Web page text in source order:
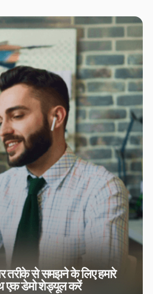
तरीके से समझने के लिए हमारे
एक डेमो शेड्यूल करें